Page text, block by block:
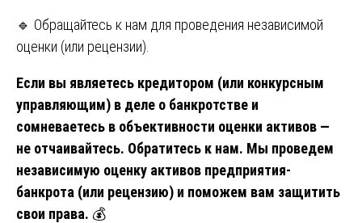
🔹 Обращайтесь к нам для проведения независимой
оценки (или рецензии).
Если вы являетесь кредитором (или конкурсным
управляющим) в деле о банкротстве и
сомневаетесь в объективности оценки активов —
не отчаивайтесь. Обратитесь к нам. Мы проведем
независимую оценку активов предприятия-
банкрота (или рецензию) и поможем вам защитить
свои права. 💰